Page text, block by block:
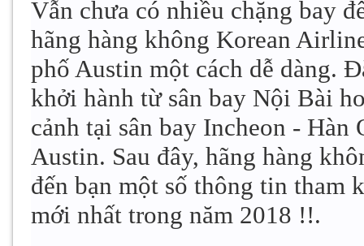
Vẫn chưa có nhiều chặng bay
hãng hàng không Korean
phố Austin một cách dễ dàng.
khởi hành từ sân bay Nội Bài
cảnh tại sân bay Incheon - Hàn
Austin. Sau đây, hãng hàng
đến bạn một số thông tin tham
mới nhất trong năm 2018 !!.